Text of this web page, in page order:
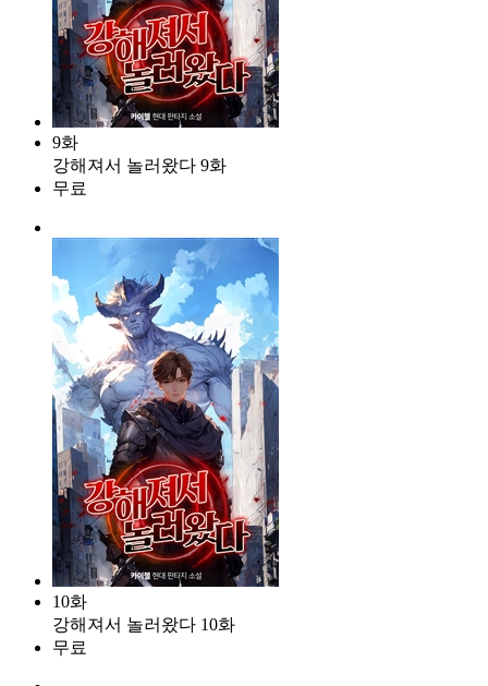
9화
강해져서 놀러왔다 9화
무료
10화
강해져서 놀러왔다 10화
무료